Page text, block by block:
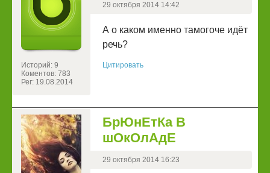
Историй: 9
Коментов: 783
Рег: 19.08.2014
29 октября 2014 14:42
А о каком именно тамогоче идёт
речь?
Цитировать
БрЮнЕтКа В
шОкОлАдЕ
29 октября 2014 16:23